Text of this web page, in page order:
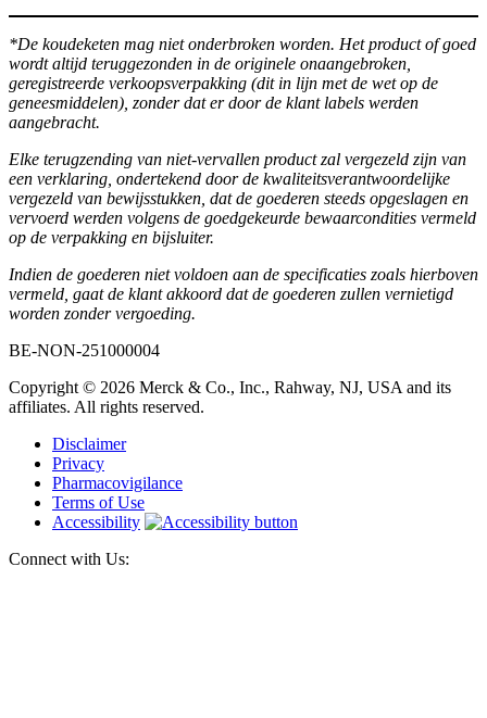
*De koudeketen mag niet onderbroken worden. Het product of goed
wordt altijd teruggezonden in de originele onaangebroken,
geregistreerde verkoopsverpakking (dit in lijn met de wet op de
geneesmiddelen), zonder dat er door de klant labels werden
aangebracht.
Elke terugzending van niet-vervallen product zal vergezeld zijn van
een verklaring, ondertekend door de kwaliteitsverantwoordelijke
vergezeld van bewijsstukken, dat de goederen steeds opgeslagen en
vervoerd werden volgens de goedgekeurde bewaarcondities vermeld
op de verpakking en bijsluiter.
Indien de goederen niet voldoen aan de specificaties zoals hierboven
vermeld, gaat de klant akkoord dat de goederen zullen vernietigd
worden zonder vergoeding.
BE-NON-251000004
Copyright © 2026 Merck & Co., Inc., Rahway, NJ, USA and its
affiliates. All rights reserved.
Disclaimer
Privacy
Pharmacovigilance
Terms of Use
Accessibility
Connect with Us: